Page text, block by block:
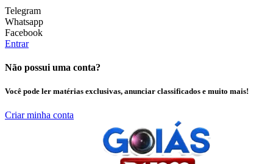
Telegram
Whatsapp
Facebook
Entrar
Não possui uma conta?
Você pode ler matérias exclusivas, anunciar classificados e muito mais!
Criar minha conta